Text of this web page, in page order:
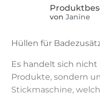
von Janine
Hüllen für
Es handelt sich
Produkte, sondern
Stickmaschine,